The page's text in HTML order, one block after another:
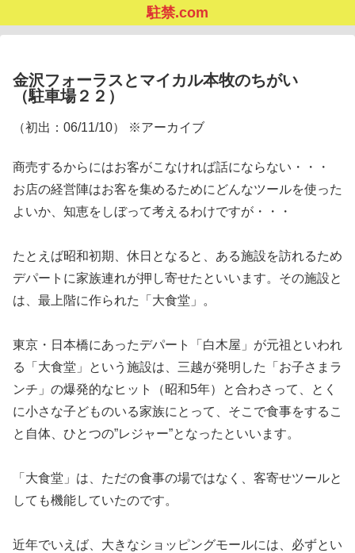
駐禁.com
金沢フォーラスとマイカル本牧のちがい
（駐車場２２）
（初出：06/11/10） ※アーカイブ
商売するからにはお客がこなければ話にならない・・・
お店の経営陣はお客を集めるためにどんなツールを使った
よいか、知恵をしぼって考えるわけですが・・・
たとえば昭和初期、休日となると、ある施設を訪れるため
デパートに家族連れが押し寄せたといいます。その施設と
は、最上階に作られた「大食堂」。
東京・日本橋にあったデパート「白木屋」が元祖といわれ
る「大食堂」という施設は、三越が発明した「お子さまラ
ンチ」の爆発的なヒット（昭和5年）と合わさって、とく
に小さな子どものいる家族にとって、そこで食事をするこ
と自体、ひとつの”レジャー”となったといいます。
「大食堂」は、ただの食事の場ではなく、客寄せツールと
しても機能していたのです。
近年でいえば、大きなショッピングモールには、必ずとい